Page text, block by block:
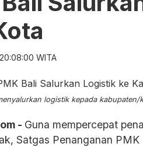
WITA
logistik kepada
- Guna mempercepat
Satgas Penanganan